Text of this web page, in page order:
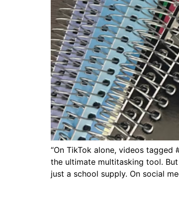
“On TikTok alone, videos tagged
the ultimate multitasking tool.
just a school supply. On social